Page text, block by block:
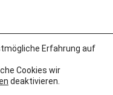
Erfahrung auf
Cookies wir
deaktivieren.